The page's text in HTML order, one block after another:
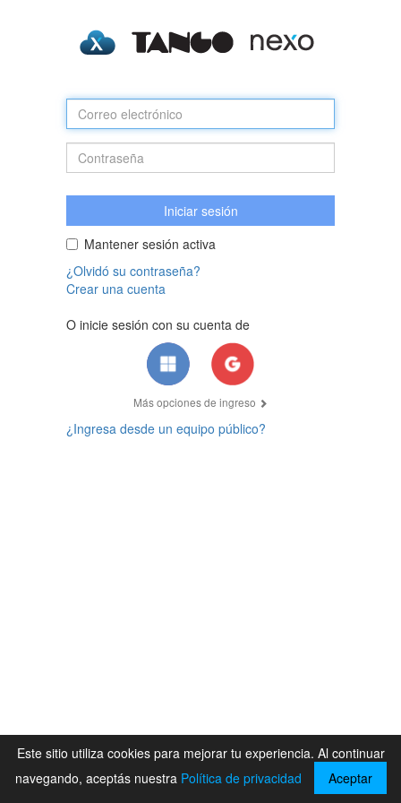
Mantener sesión activa
¿Olvidó su contraseña?
Crear una cuenta
O inicie sesión con su cuenta de
Más opciones de ingreso
¿Ingresa desde un equipo público?
Este sitio utiliza cookies para mejorar tu experiencia. Al continuar
navegando, aceptás nuestra Política de privacidad Aceptar